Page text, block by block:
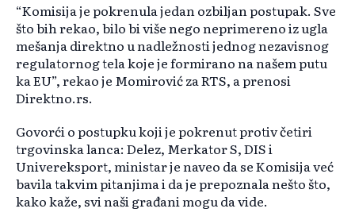
“Komisija je pokrenula jedan ozbiljan postupak. Sve
što bih rekao, bilo bi više nego neprimereno iz ugla
mešanja direktno u nadležnosti jednog nezavisnog
regulatornog tela koje je formirano na našem putu
ka EU”, rekao je Momirović za RTS, a prenosi
Direktno.rs.
Govorći o postupku koji je pokrenut protiv četiri
trgovinska lanca: Delez, Merkator S, DIS i
Univereksport, ministar je naveo da se Komisija već
bavila takvim pitanjima i da je prepoznala nešto što,
kako kaže, svi naši građani mogu da vide.